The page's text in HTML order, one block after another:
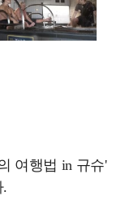
여행법 in 규슈'
.